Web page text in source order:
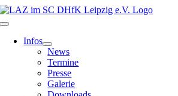
Zum
Inhalt
Toggle
Navigation
Infos
News
Termine
Presse
Galerie